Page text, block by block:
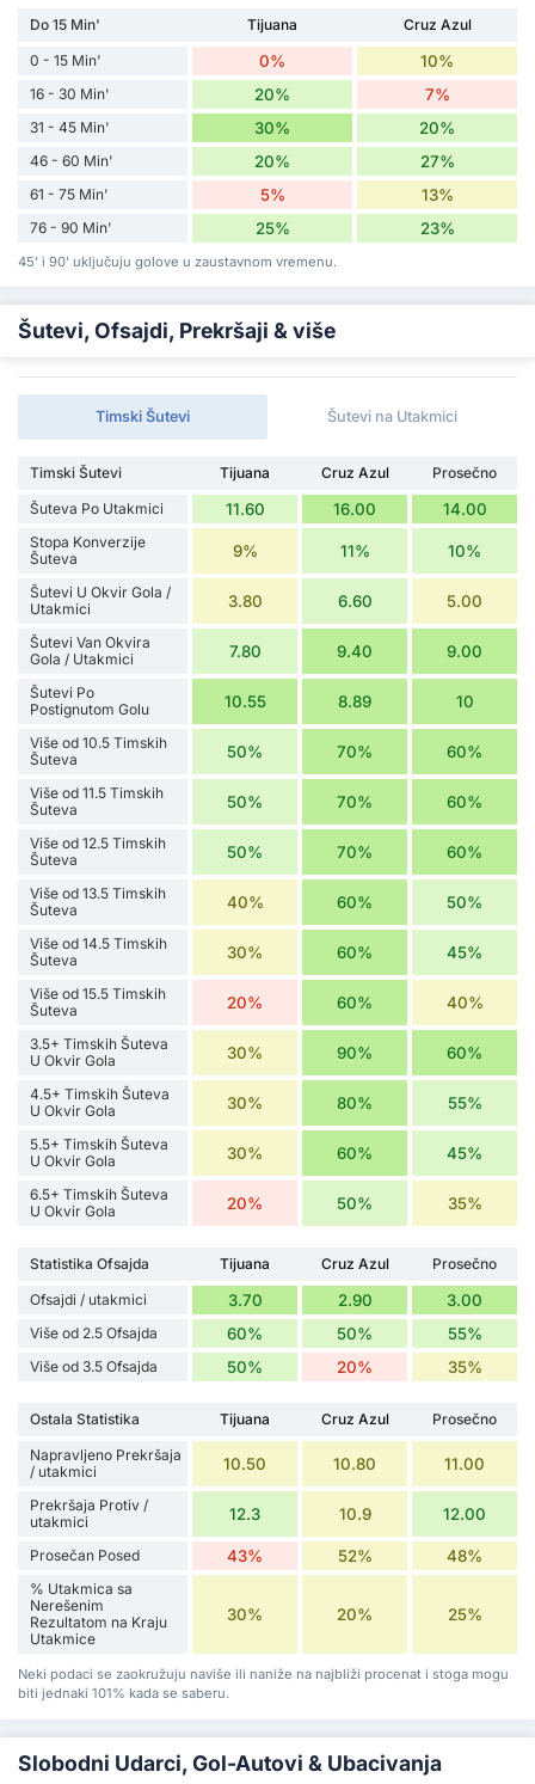
Do 15 Min' Tijuana
Cruz Azul
0 - 15 Min'
0% 10%
16 - 30 Min' 20% 7%
31 - 45 Min' 30% 20%
46 - 60 Min' 20% 27%
61 - 75 Min' 5% 13%
76 - 90 Min' 25% 23%
45' i 90' uključuju golove u zaustavnom vremenu.
Šutevi, Ofsajdi, Prekršaji & više
Timski Šutevi Šutevi na Utakmici
Timski Šutevi Tijuana Cruz Azul
Prosečno
Šuteva Po Utakmici
11.60 16.00 14.00
Stopa Konverzije
Šuteva
9% 11% 10%
Šutevi U Okvir Gola /
Utakmici
3.80 6.60 5.00
Šutevi Van Okvira
Gola / Utakmici
7.80 9.40 9.00
Šutevi Po
Postignutom Golu
10.55 8.89 10
Više od 10.5 Timskih
Šuteva
50% 70% 60%
Više od 11.5 Timskih
Šuteva
50% 70% 60%
Više od 12.5 Timskih
Šuteva
50% 70% 60%
Više od 13.5 Timskih
Šuteva
40% 60% 50%
Više od 14.5 Timskih
Šuteva
30% 60% 45%
Više od 15.5 Timskih
Šuteva
20% 60% 40%
3.5+ Timskih Šuteva
U Okvir Gola
30% 90% 60%
4.5+ Timskih Šuteva
U Okvir Gola
30% 80% 55%
5.5+ Timskih Šuteva
U Okvir Gola
30% 60% 45%
6.5+ Timskih Šuteva
U Okvir Gola
20% 50% 35%
Statistika Ofsajda Tijuana Cruz Azul
Prosečno
Ofsajdi / utakmici
3.70 2.90 3.00
Više od 2.5 Ofsajda 60% 50% 55%
Više od 3.5 Ofsajda 50% 20% 35%
Ostala Statistika Tijuana Cruz Azul
Prosečno
Napravljeno Prekršaja
/ utakmici
10.50 10.80 11.00
Prekršaja Protiv /
utakmici
12.3 10.9 12.00
Prosečan Posed 43% 52% 48%
% Utakmica sa
Nerešenim
Rezultatom na Kraju
Utakmice
30% 20% 25%
Neki podaci se zaokružuju naviše ili naniže na najbliži procenat i stoga mogu
biti jednaki 101% kada se saberu.
Slobodni Udarci, Gol-Autovi & Ubacivanja